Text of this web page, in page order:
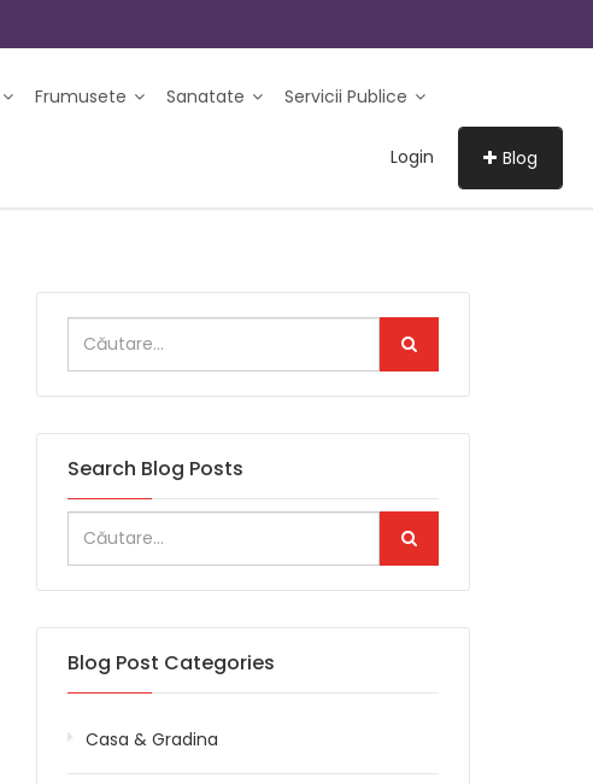
Frumusete Sanatate Servicii Publice
Login Blog
Search Blog Posts
Blog Post Categories
Casa & Gradina